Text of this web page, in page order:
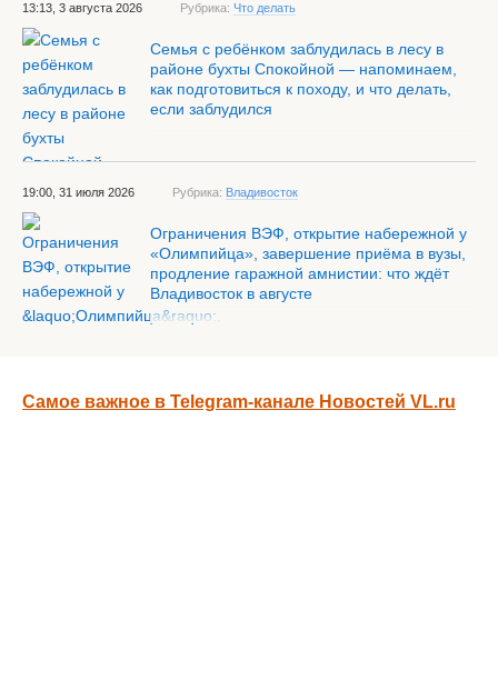
13:13, 3 августа 2026 Рубрика: Что делать
Семья с ребёнком заблудилась в лесу в
районе бухты Спокойной — напоминаем,
как подготовиться к походу, и что делать,
если заблудился
19:00, 31 июля 2026 Рубрика: Владивосток
Ограничения ВЭФ, открытие набережной у
«Олимпийца», завершение приёма в вузы,
продление гаражной амнистии: что ждёт
Владивосток в августе
Самое важное в Telegram-канале Новостей VL.ru